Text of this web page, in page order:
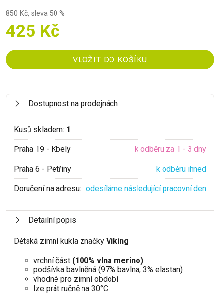
850 Kč, sleva 50 %
425 Kč
Dostupnost na prodejnách
Kusů skladem: 1
Praha 19 - Kbely k odběru za 1 - 3 dny
Praha 6 - Petřiny k odběru ihned
Doručení na adresu: odesíláme následující pracovní den
Detailní popis
Dětská zimní kukla značky Viking
vrchní část (100% vlna merino)
podšívka bavlněná (97% bavlna, 3% elastan)
vhodné pro zimní období
lze prát ručně na 30°C